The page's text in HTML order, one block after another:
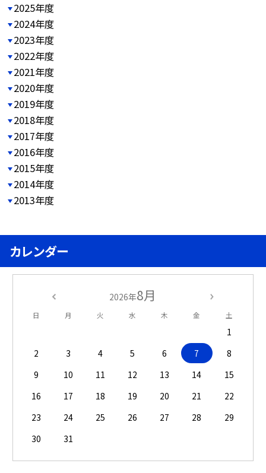
2025年度
2024年度
2023年度
2022年度
2021年度
2020年度
2019年度
2018年度
2017年度
2016年度
2015年度
2014年度
2013年度
カレンダー
2026年8月
日 月 火 水 木 金 土
1
2
3 4 5 6 7
8
9
10 11 12 13 14
15
16
17 18 19 20 21
22
23
24 25 26 27 28
29
30
31